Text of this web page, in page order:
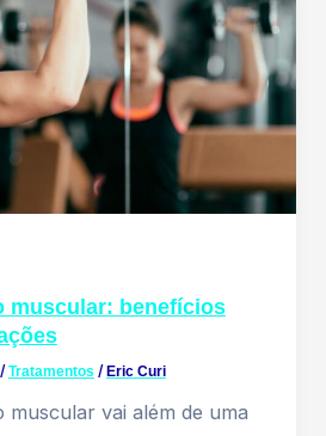
muscular: benefícios
/Tratamentos /Eric Curi
vai além de uma